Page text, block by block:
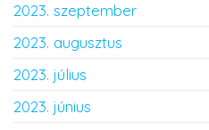
2023. szeptember
2023. augusztus
2023. július
2023. június